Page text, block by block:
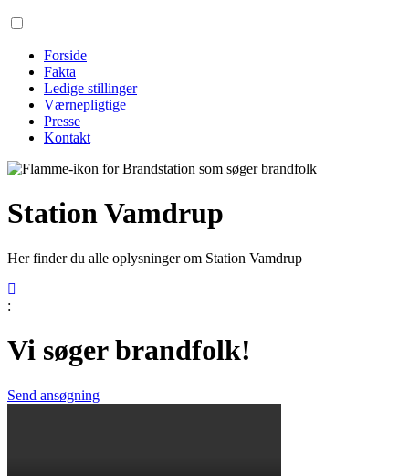
Forside
Fakta
Ledige stillinger
Værnepligtige
Presse
Kontakt
Station Vamdrup
Her finder du alle oplysninger om Station Vamdrup
:
Vi søger brandfolk!
Send ansøgning